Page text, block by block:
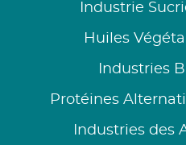
Industrie
Huiles
Industries
Protéines
Industries des